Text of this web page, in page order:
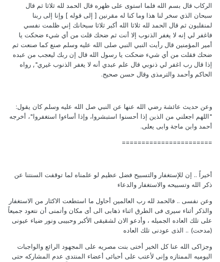
الركاب قال بسم الله فلما استوى على ظهره قال الحمد لله ثلاثا ثم قال
سبحان الذي سخر لنا هذا وما كنا له مقرنين [ إلى قوله ] وإنا إلى ربنا
لمنقلبون ثم قال الحمد لله ثلاثا الله أكبر ثلاثا سبحانك إني ظلمت نفسي
فاغفر لي إنه لا يغفر الذنوب إلا أنت ثم ضحك قلت من أي شيء ضحكت يا
أمير المؤمنين قال رأيت النبي النبي صلى الله عليه وسلم صنع كما صنعت ثم
ضحك فقلت من أي شيء ضحكت يا رسول الله قال إن ربك ليعجب من عبده
إذا قال رب اغفر لي ذنوبي قال علم عبدي أنه لا يغفر الذنوب غيري", رواه
الحاكم وأحمد والترمذى وقال حسن صحيح.
وعن حديث عائشة رضي الله عنها عن النبي صل الله عليه وسلم كان يقول:
"اللهم اجعلني من الذين إذا أحسنوا استبشروا، وإذا أساءوا استغفروا"، أخرجه
أحمد وابن ماجة وابى يعلى.
=======================
أخيراً .. إن للإستغفار والتسبيح فضل عظيم لو علمناه لما توقفت السنتنا عن
ذكر الله وتسبيحه والاستغفار والدعاء
وعن نفسى .. فالحمد لله رب العالمين أحاول ما استطعت الاكثار من الاستغفار
والذكر أثناء سيرى فى الطرق اثناء ذهابى الى أى مكان وأتمنى أن نتعود جميعاً
على تلك العاده الجميله ، وأدعو الان لشقيقى الأكبر وحبيبى ونور ضياء عيونى
(مدحت) .. الذى عودنى تلك العاده
وجزاكى الله عنا كل الخير أختى بنت مصريه على المجهود الرائع والواجبات
اليوميه الممتازه وإنى لأعتب على أحبائى أعضاء المنتدى عدم المشاركه حتى